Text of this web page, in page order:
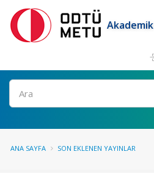
Ara
ANA SAYFA SON EKLENEN YAYINLAR